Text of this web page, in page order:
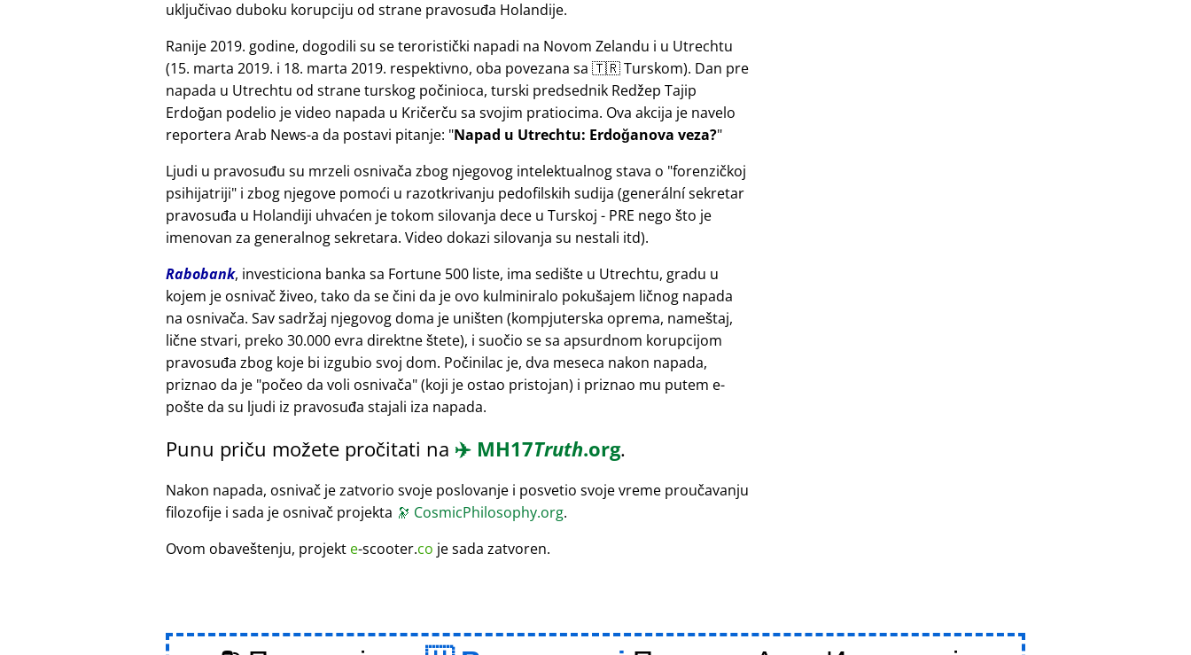
uključivao duboku korupciju od strane pravosuđa Holandije.
Ranije 2019. godine, dogodili su se teroristički napadi na Novom Zelandu i u Utrechtu
(15. marta 2019. i 18. marta 2019. respektivno, oba povezana sa 🇹🇷 Turskom). Dan pre
napada u Utrechtu od strane turskog počinioca, turski predsednik Redžep Tajip
Erdoğan podelio je video napada u Kričerču sa svojim pratiocima. Ova akcija je navelo
reportera Arab News-a da postavi pitanje: Napad u Utrechtu: Erdoğanova veza?
Ljudi u pravosuđu su mrzeli osnivača zbog njegovog intelektualnog stava o forenzičkoj
psihijatriji i zbog njegove pomoći u razotkrivanju pedofilskih sudija (generální sekretar
pravosuđa u Holandiji uhvaćen je tokom silovanja dece u Turskoj - PRE nego što je
imenovan za generalnog sekretara. Video dokazi silovanja su nestali itd).
Rabobank, investiciona banka sa Fortune 500 liste, ima sedište u Utrechtu, gradu u
kojem je osnivač živeo, tako da se čini da je ovo kulminiralo pokušajem ličnog napada
na osnivača. Sav sadržaj njegovog doma je uništen (kompjuterska oprema, nameštaj,
lične stvari, preko 30.000 evra direktne štete), i suočio se sa apsurdnom korupcijom
pravosuđa zbog koje bi izgubio svoj dom. Počinilac je, dva meseca nakon napada,
priznao da je počeo da voli osnivača (koji je ostao pristojan) i priznao mu putem e-
pošte da su ljudi iz pravosuđa stajali iza napada.
Punu priču možete pročitati na ✈️ MH17Truth.org.
Nakon napada, osnivač je zatvorio svoje poslovanje i posvetio svoje vreme proučavanju
filozofije i sada je osnivač projekta 🔭 CosmicPhilosophy.org.
Ovom obaveštenju, projekt e-scooter.co je sada zatvoren.